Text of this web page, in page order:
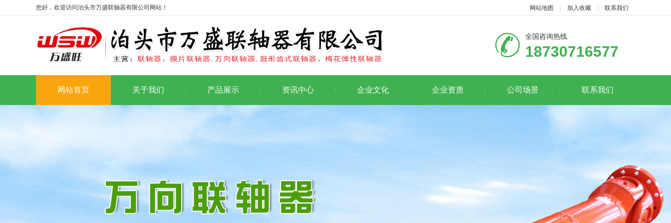
您好，欢迎访问泊头市万盛联轴器有限公司网站！ 网站地图 加入收藏 联系我们
全国咨询热线
18730716577
网站首页 关于我们 产品展示 资讯中心 企业文化 企业资质 公司场景 联系我们